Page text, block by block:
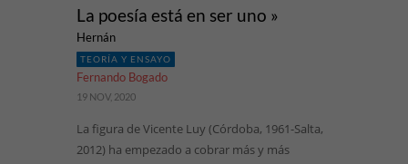
La poesía está en ser uno »
Hernán
TEORÍA Y ENSAYO
Fernando Bogado
19 NOV, 2020
La figura de Vicente Luy (Córdoba, 1961-Salta,
2012) ha empezado a cobrar más y más